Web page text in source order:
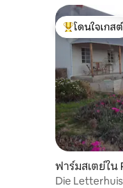
โดนใจเกสต์ที่
โดนใจเกสต์
ฟาร์มสเตย์ใน
Die